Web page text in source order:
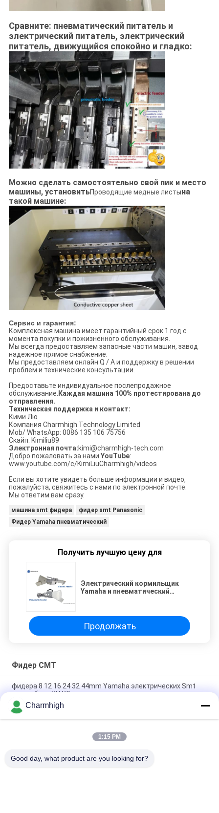
Сравните: пневматический питатель и
электрический питатель, электрический
питатель, движущийся спокойно и гладко:
Можно сделать самостоятельно свой пик и место
машины, установитьПроводящие медные листына
такой машине:
Сервис и гарантия:
Комплексная машина имеет гарантийный срок 1 год с
момента покупки и пожизненного обслуживания.
Мы всегда предоставляем запасные части машин, завод
надежное прямое снабжение.
Мы предоставляем онлайн Q / A и поддержку в решении
проблем и технические консультации.
Предоставьте индивидуальное послепродажное
обслуживание. Каждая машина 100% протестирована до
отправления.
Техническая поддержка и контакт:
Кими Лю
Компания Charmhigh Technology Limited
Mob/ WhatsApp: 0086 135 106 75756
Скайп: Kimiliu89
Электронная почта:kimi@charmhigh-tech.com
Добро пожаловать за нами.YouTube:
www.youtube.com/c/KimiLiuCharmhigh/videos
Если вы хотите увидеть больше информации и видео,
пожалуйста, свяжитесь с нами по электронной почте.
Мы ответим вам сразу.
машина smt фидера
фидер smt Panasonic
Фидер Yamaha пневматический
Получить лучшую цену для
Электрический кормильщик
Yamaha и пневматический
Продолжать
Фидер СМТ
фидера 8 12 16 24 32 44mm Yamaha электрических Smt
для выбора YV YG и машины места
Фидер 8 Yamaha электрический 12 16 24mm для выбора
DIY и машины места, машины Charmhigh SMT
Фидер 8/12/16/24mm Фудзи NXT электрический SMT для
Charmhigh
1:15 PM
Good day, what product are you looking for?